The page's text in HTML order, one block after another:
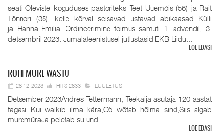
seati Oleviste koguduses pastoriteks Teet Uuemõis (56) ja Rait
Tõnnori (35), kelle kõrval seisavad ustavad abikaasad Külli
ja Hanna-Emilia. Ordineerimine toimus samuti 1. advendil, 3.
detsembril 2023. Jumalateenistusel jutlustasid EKB Liidu...
LOE EDASI
ROHI MURE WASTU
28-12-2023 HITS:2633 LUULETUS
Detsember 2023Andres Tettermann, Teekäija asutaja 120 aastat
tagasi Kui waikib ilma kära,Öö wõtab hõlma sind,Siis algab
muremüraJa peletab su und.
LOE EDASI